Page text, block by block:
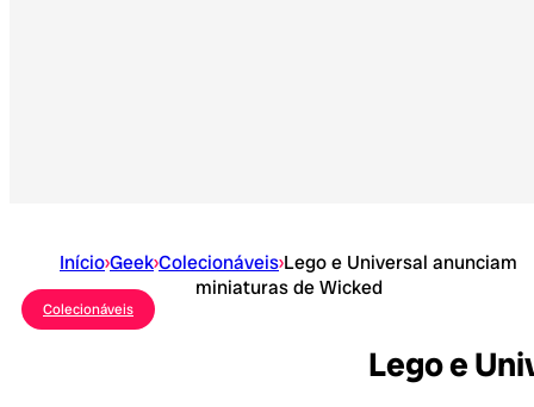
Início›Geek›Colecionáveis›Lego e Universal anunciam
miniaturas de Wicked
Colecionáveis
Lego e